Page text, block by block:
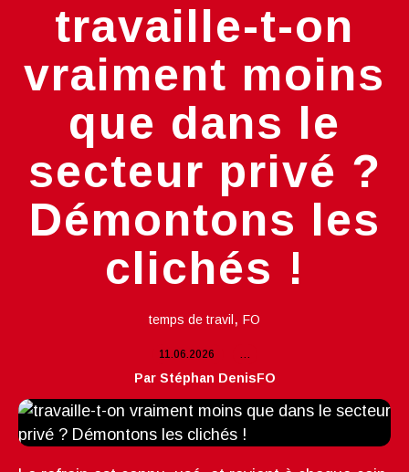
travaille-t-on
vraiment moins
que dans le
secteur privé ?
Démontons les
clichés !
temps de travil , FO
11.06.2026 …
Par Stéphan DenisFO